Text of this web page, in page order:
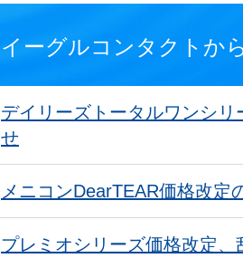
イーグルコンタクトか
デイリーズトータルワンシ
せ
メニコンDearTEAR価格改定
プレミオシリーズ価格改定